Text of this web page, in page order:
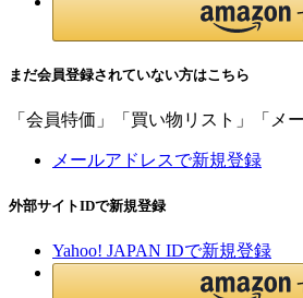
まだ会員登録されていない方はこちら
「会員特価」「買い物リスト」「メ
メールアドレスで新規登録
外部サイトIDで新規登録
Yahoo! JAPAN IDで新規登録